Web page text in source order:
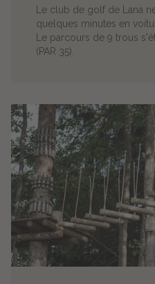
Le club de golf de Lana
quelques minutes en
Le parcours de 9 trous
(PAR 35).